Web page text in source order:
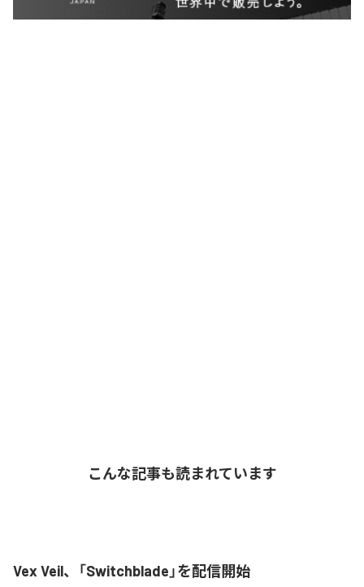
こんな記事も読まれています
Vex Veil、「Switchblade」を配信開始